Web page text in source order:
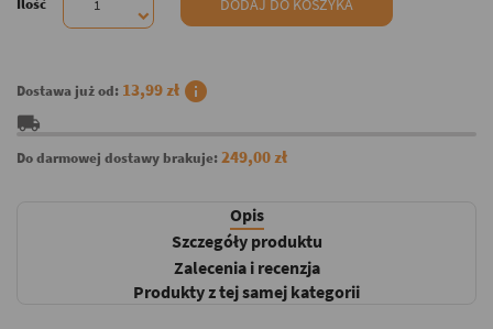
Ilość DODAJ DO KOSZYKA
Dostawa już od: 13,99 zł info
local_shipping
Do darmowej dostawy brakuje:249,00 zł
Opis
Szczegóły produktu
Zalecenia i recenzja
Produkty z tej samej kategorii